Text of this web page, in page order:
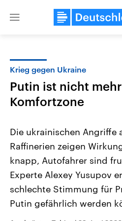
Close
Landtagswahl Sachsen-Anhalt
2026
Alle Informationen
Sachsen-Anhalt wählt am 6.
September 2026 einen neuen
Bundesland von einer Koalition
Krieg gegen Ukraine
Putin ist nicht
Komfortzone
Die ukrainischen Angriffe
Raffinerien zeigen
knapp, Autofahrer sind
Experte Alexey Yusupov
schlechte Stimmung für
Putin gefährlich werden